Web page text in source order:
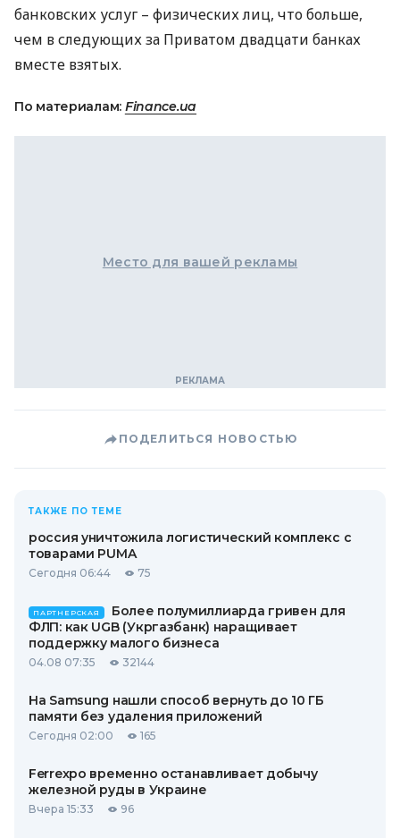
банковских услуг – физических лиц, что больше,
чем в следующих за Приватом двадцати банках
вместе взятых.
По материалам: Finance.ua
Место для вашей рекламы
ПОДЕЛИТЬСЯ НОВОСТЬЮ
ТАКЖЕ ПО ТЕМЕ
россия уничтожила логистический комплекс с
товарами PUMA
Сегодня 06:44 75
ПАРТНЕРСКАЯ
Более полумиллиарда гривен для
ФЛП: как UGB (Укргазбанк) наращивает
поддержку малого бизнеса
04.08 07:35 32144
На Samsung нашли способ вернуть до 10 ГБ
памяти без удаления приложений
Сегодня 02:00 165
Ferrexpo временно останавливает добычу
железной руды в Украине
Вчера 15:33 96